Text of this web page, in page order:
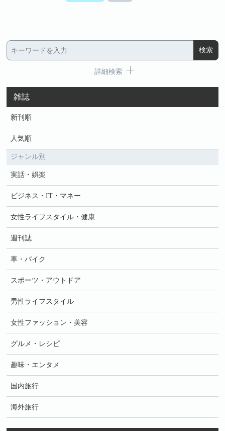
詳細検索
雑誌
新刊順
人気順
ジャンル別
実話・娯楽
ビジネス・IT・マネー
女性ライフスタイル・健康
週刊誌
車・バイク
スポーツ・アウトドア
男性ライフスタイル
女性ファッション・美容
グルメ・レシピ
趣味・エンタメ
国内旅行
海外旅行